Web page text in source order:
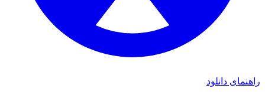
راهنمای دانلود